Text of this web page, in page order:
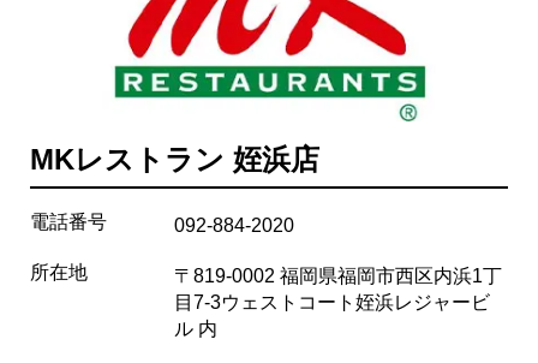
MKレストラン 姪浜店
電話番号 092-884-2020
所在地
〒819-0002 福岡県福岡市西区内浜1丁
目7-3ウェストコート姪浜レジャービ
ル 内